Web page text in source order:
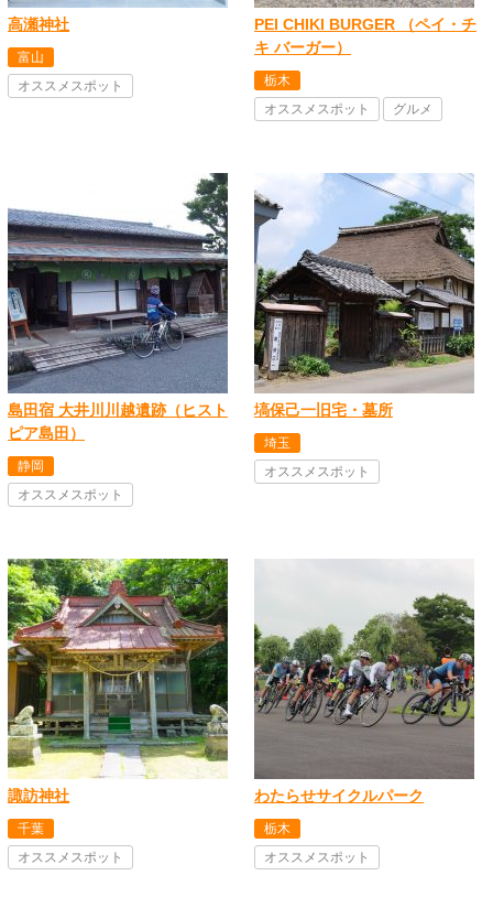
高瀬神社
富山
オススメスポット
PEI CHIKI BURGER （ペイ・チ
キ バーガー）
栃木
オススメスポット
グルメ
島田宿 大井川川越遺跡（ヒスト
ピア島田）
静岡
オススメスポット
塙保己一旧宅・墓所
埼玉
オススメスポット
諏訪神社
千葉
オススメスポット
わたらせサイクルパーク
栃木
オススメスポット